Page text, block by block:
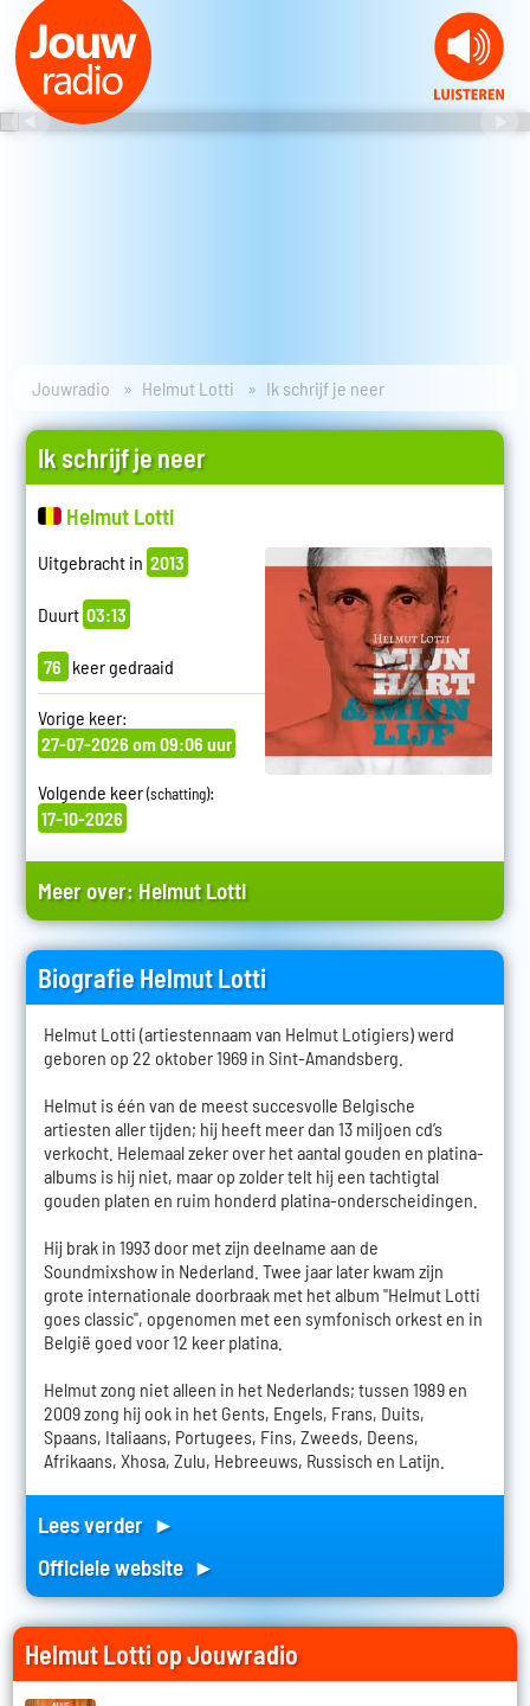
Jouwradio Helmut Lotti Ik schrijf je neer
Ik schrijf je neer
Helmut Lotti
Uitgebracht in 2013
Duurt 03:13
76 keer gedraaid
Vorige keer:
27-07-2026 om 09:06 uur
Volgende keer(schatting):
17-10-2026
Meer over: Helmut Lotti
Biografie Helmut Lotti
Helmut Lotti (artiestennaam van Helmut Lotigiers) werd
geboren op 22 oktober 1969 in Sint-Amandsberg.
Helmut is één van de meest succesvolle Belgische
artiesten aller tijden; hij heeft meer dan 13 miljoen cd’s
verkocht. Helemaal zeker over het aantal gouden en platina-
albums is hij niet, maar op zolder telt hij een tachtigtal
gouden platen en ruim honderd platina-onderscheidingen.
Hij brak in 1993 door met zijn deelname aan de
Soundmixshow in Nederland. Twee jaar later kwam zijn
grote internationale doorbraak met het album "Helmut Lotti
goes classic", opgenomen met een symfonisch orkest en in
België goed voor 12 keer platina.
Helmut zong niet alleen in het Nederlands; tussen 1989 en
2009 zong hij ook in het Gents, Engels, Frans, Duits,
Spaans, Italiaans, Portugees, Fins, Zweeds, Deens,
Afrikaans, Xhosa, Zulu, Hebreeuws, Russisch en Latijn.
Lees verder ►
Officiele website ►
Helmut Lotti op Jouwradio